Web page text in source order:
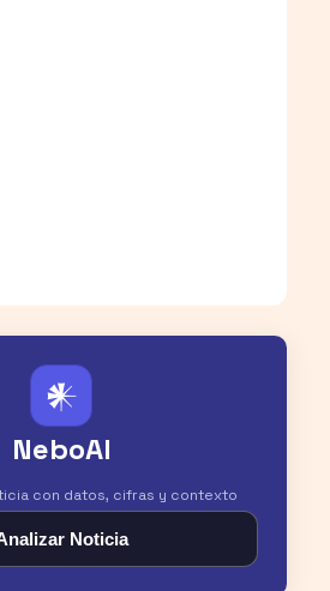
𒀭
NeboAI
con datos, cifras y contexto
Noticia